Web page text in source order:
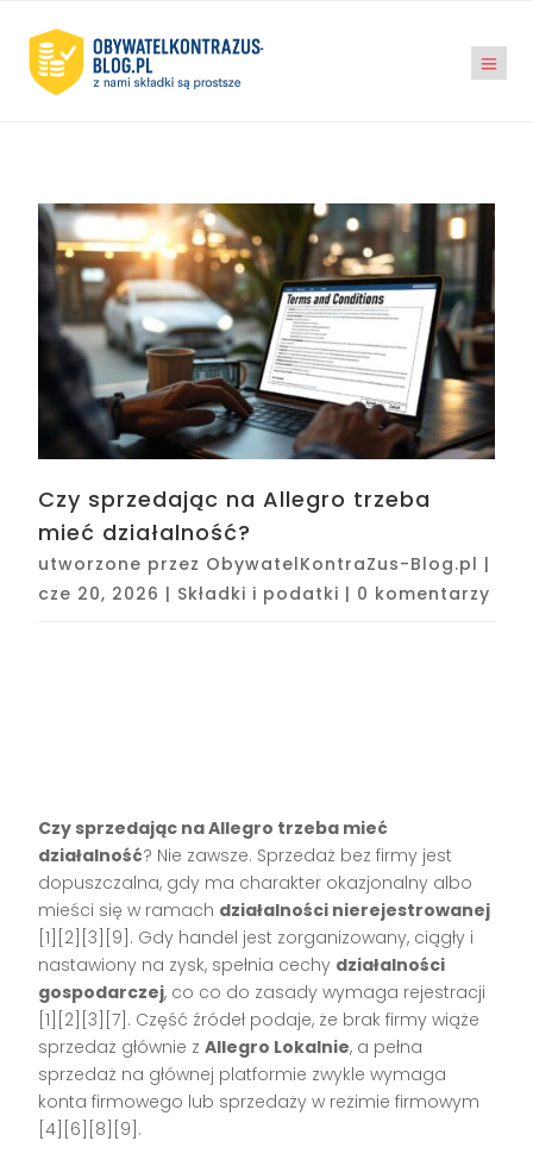
Czy sprzedając na Allegro trzeba
mieć działalność?
utworzone przez ObywatelKontraZus-Blog.pl |
cze 20, 2026 | Składki i podatki | 0 komentarzy
Czy sprzedając na Allegro trzeba mieć
działalność? Nie zawsze. Sprzedaż bez firmy jest
dopuszczalna, gdy ma charakter okazjonalny albo
mieści się w ramach działalności nierejestrowanej
[1][2][3][9]. Gdy handel jest zorganizowany, ciągły i
nastawiony na zysk, spełnia cechy działalności
gospodarczej, co co do zasady wymaga rejestracji
[1][2][3][7]. Część źródeł podaje, że brak firmy wiąże
sprzedaż głównie zAllegro Lokalnie, a pełna
sprzedaż na głównej platformie zwykle wymaga
konta firmowego lub sprzedaży w reżimie firmowym
[4][6][8][9].